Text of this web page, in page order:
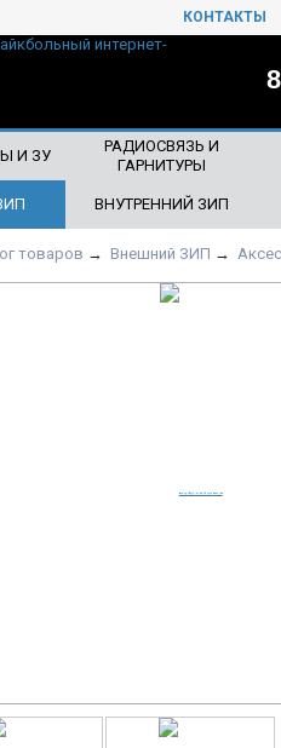
КОНТАКТЫ
И ЗУ
РАДИОСВЯЗЬ И
ГАРНИТУРЫ
ВНУТРЕННИЙ ЗИП
товаров → Внешний ЗИП →